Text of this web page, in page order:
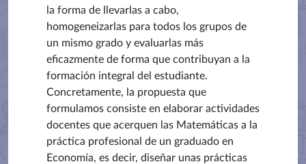
la forma de llevarlas a cabo,
homogeneizarlas para todos los grupos de
un mismo grado y evaluarlas más
eficazmente de forma que contribuyan a la
formación integral del estudiante.
Concretamente, la propuesta que
formulamos consiste en elaborar actividades
docentes que acerquen las Matemáticas a la
práctica profesional de un graduado en
Economía, es decir, diseñar unas prácticas